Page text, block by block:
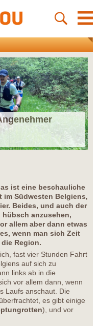
ist eine beschauliche
im Südwesten Belgiens,
Beides, und auch der
hübsch anzusehen,
allem aber dann etwas
wenn man sich Zeit
Region.
fast vier Stunden Fahrt
auf sich zu
links ab in die
vor allem dann, wenn
Laufs anschaut. Die
es gibt einige
), und vor